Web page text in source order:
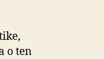
o ten